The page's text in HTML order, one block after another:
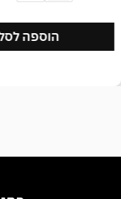
הוספה